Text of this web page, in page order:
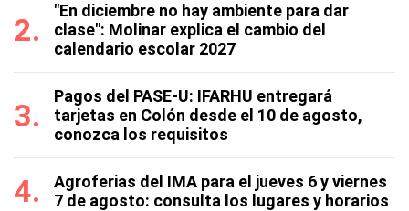
"En diciembre no hay ambiente para dar
clase": Molinar explica el cambio del
calendario escolar 2027
Pagos del PASE-U: IFARHU entregará
tarjetas en Colón desde el 10 de agosto,
conozca los requisitos
Agroferias del IMA para el jueves 6 y viernes
7 de agosto: consulta los lugares y horarios